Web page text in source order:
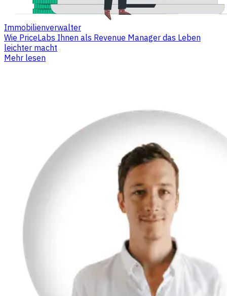
Immobilienverwalter
Wie PriceLabs Ihnen als Revenue Manager das Leben
leichter macht
Mehr lesen